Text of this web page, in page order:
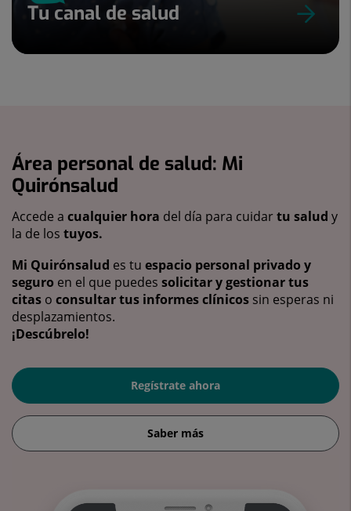
Tu canal de salud
Área personal de salud: Mi
Quirónsalud
Accede a cualquier hora del día para cuidartu salud y
la de los tuyos.
Mi Quirónsalud es tu espacio personal privado y
seguro en el que puedes solicitar y gestionar tus
citas o consultar tus informes clínicos sin esperas ni
desplazamientos.
¡Descúbrelo!
Regístrate ahora
Saber más